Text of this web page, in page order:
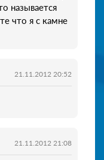
называется
что я с камне
21.11.2012 20:52
21.11.2012 21:08